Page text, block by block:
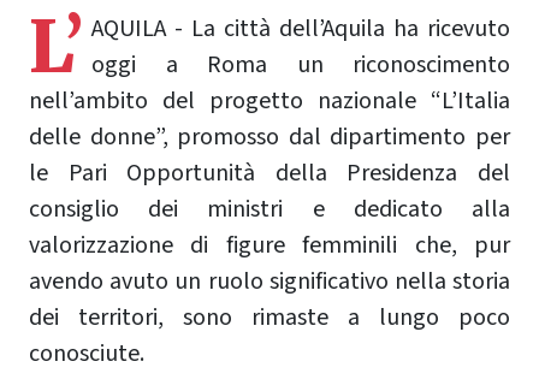
L’ AQUILA - La città dell’Aquila ha ricevuto
oggi a Roma un riconoscimento
nell’ambito del progetto nazionale “L’Italia
delle donne”, promosso dal dipartimento per
le Pari Opportunità della Presidenza del
consiglio dei ministri e dedicato alla
valorizzazione di figure femminili che, pur
avendo avuto un ruolo significativo nella storia
dei territori, sono rimaste a lungo poco
conosciute.